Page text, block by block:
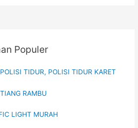
Populer
TIDUR, POLISI TIDUR KARET
RAMBU
LIGHT MURAH